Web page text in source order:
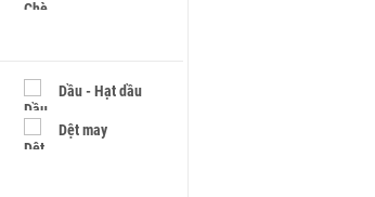
Dầu - Hạt dầu
Dệt may